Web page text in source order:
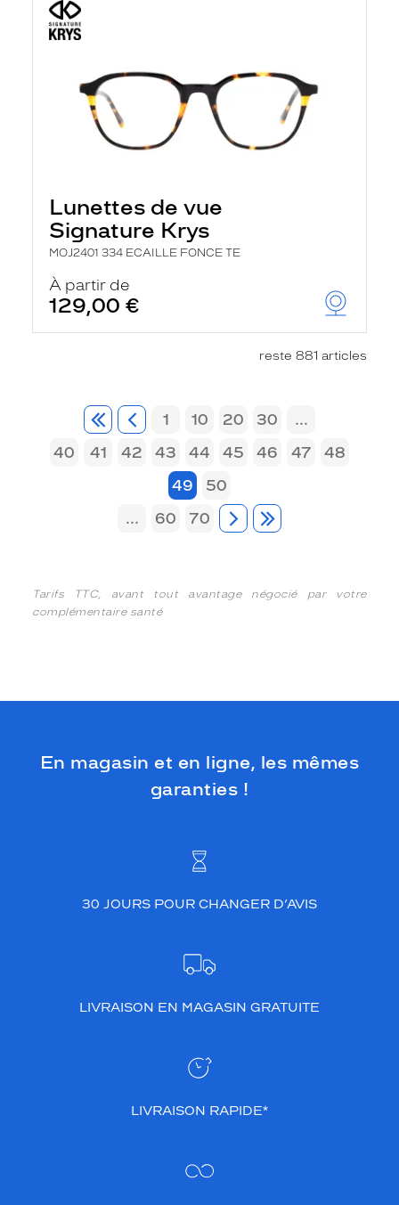
Lunettes de vue
Signature Krys
MOJ2401 334 ECAILLE FONCE TE
À partir de
129,00 €
reste 881 articles
1 10 20 30
...
40
41 42 43 44 45 46 47
48
49
50
...
60 70
Tarifs TTC, avant tout avantage négocié par votre
complémentaire santé
En magasin et en ligne, les mêmes
garanties !
30 JOURS POUR CHANGER D’AVIS
LIVRAISON EN MAGASIN GRATUITE
LIVRAISON RAPIDE*